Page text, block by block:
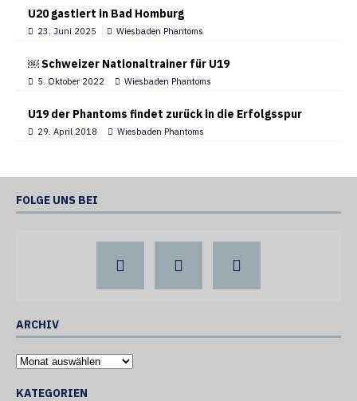
U20 gastiert in Bad Homburg
23. Juni 2025 Wiesbaden Phantoms
￼ Schweizer Nationaltrainer für U19
5. Oktober 2022 Wiesbaden Phantoms
U19 der Phantoms findet zurück in die Erfolgsspur
29. April 2018 Wiesbaden Phantoms
FOLGE UNS BEI
ARCHIV
KATEGORIEN